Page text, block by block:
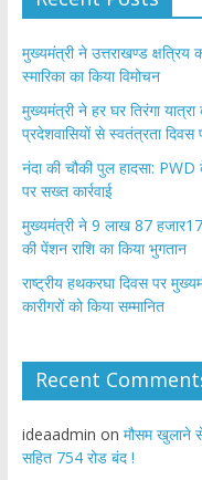
मुख्यमंत्री ने उत्तराखण्ड क्षत्रिय
स्मारिका का किया विमोचन
मुख्यमंत्री ने हर घर तिरंगा
प्रदेशवासियों से स्वतंत्रता दिवस
नंदा की चौकी पुल हादसा:
पर सख्त कार्रवाई
मुख्यमंत्री ने 9 लाख 87
की पेंशन राशि का किया भुगतान
राष्ट्रीय हथकरघा दिवस पर
कारीगरों को किया सम्मानित
Recent
ideaadmin on मौसम खुलाने से
सहित 754 रोड बंद !